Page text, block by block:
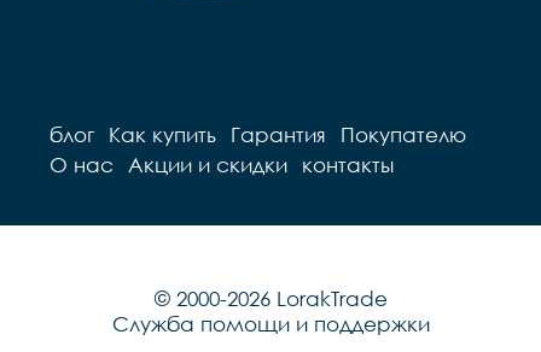
блог Как купить Гарантия
Покупателю
О нас
Акции и скидки контакты
© 2000-2026 LorakTrade
Служба помощи и поддержки